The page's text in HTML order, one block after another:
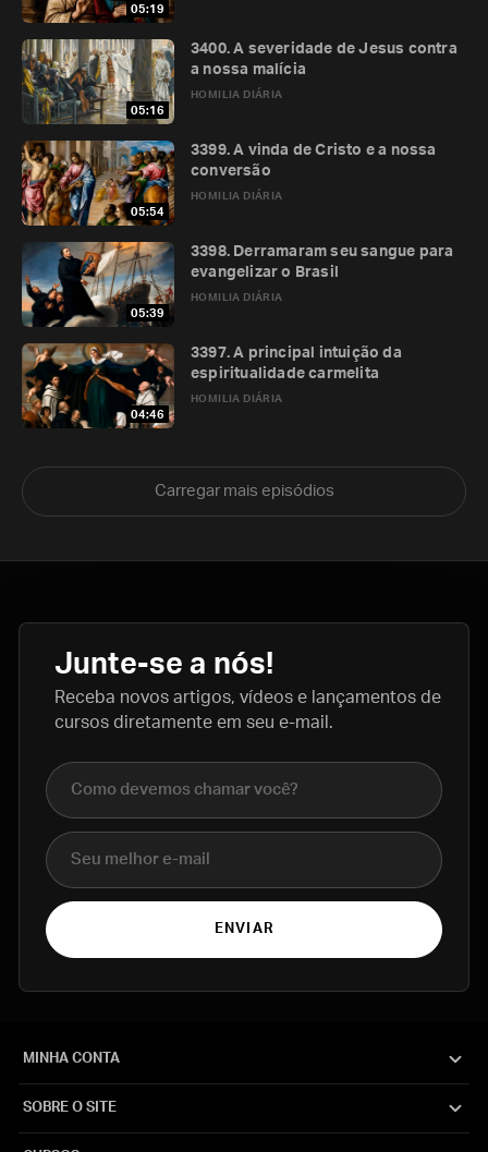
05:19
05:16
HOMILIA DIÁRIA
3400. A severidade de Jesus contra
a nossa malícia
05:54
HOMILIA DIÁRIA
3399. A vinda de Cristo e a nossa
conversão
05:39
HOMILIA DIÁRIA
3398. Derramaram seu sangue para
evangelizar o Brasil
04:46
HOMILIA DIÁRIA
3397. A principal intuição da
espiritualidade carmelita
Carregar mais episódios
Junte-se a nós!
Receba novos artigos, vídeos e lançamentos de
cursos diretamente em seu e-mail.
Nome completo
E-mail
ENVIAR
MINHA CONTA
SOBRE O SITE